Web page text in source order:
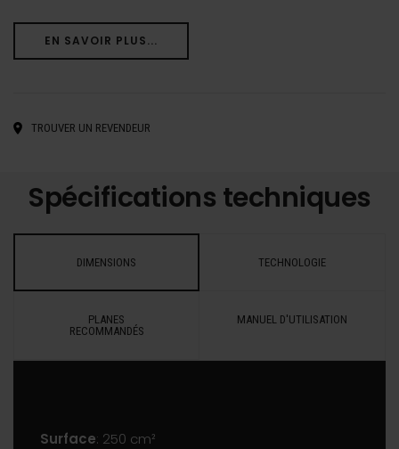
EN SAVOIR PLUS...
TROUVER UN REVENDEUR
Spécifications techniques
DIMENSIONS TECHNOLOGIE
PLANES
RECOMMANDÉS
MANUEL D'UTILISATION
Surface: 250 cm²